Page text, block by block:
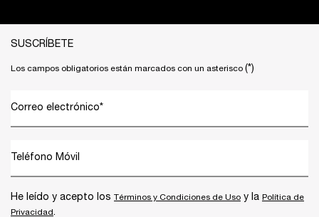
SUSCRÍBETE
Los campos obligatorios están marcados con un asterisco (*)
Correo electrónico*
Teléfono Móvil
He leído y acepto los Términos y Condiciones de Uso y la Política de
Privacidad.